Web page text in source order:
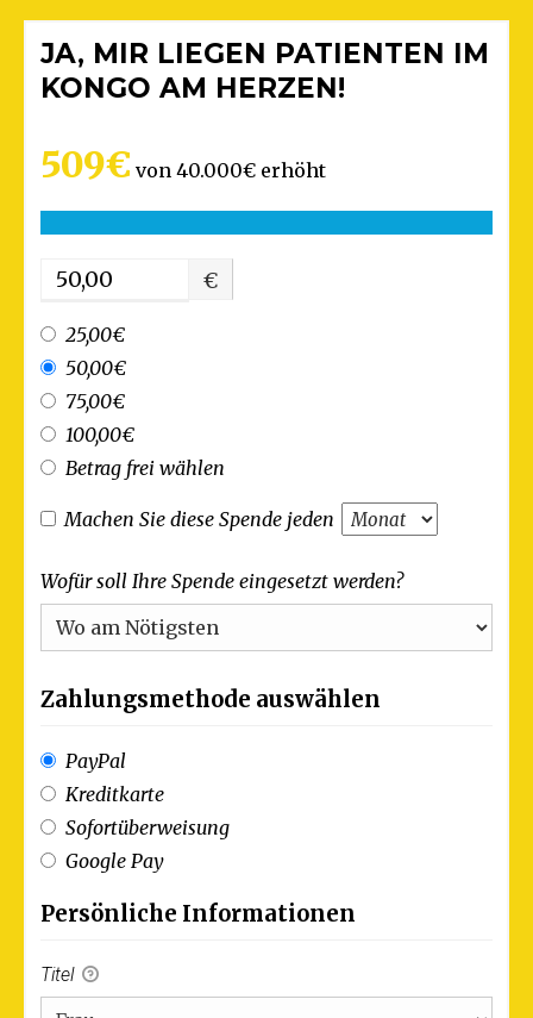
JA, MIR LIEGEN PATIENTEN IM
KONGO AM HERZEN!
509€ von40.000€ erhöht
€
25,00€
50,00€
75,00€
100,00€
Betrag frei wählen
Machen Sie diese Spende jeden
Wofür soll Ihre Spende eingesetzt werden?
Zahlungsmethode auswählen
PayPal
Kreditkarte
Sofortüberweisung
Google Pay
Persönliche Informationen
Titel